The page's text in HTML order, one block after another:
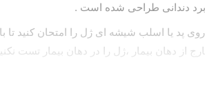
دندانی طراحی شده است .
روی پد یا اسلب شیشه ای ژل را امتحان
از دهان بیمار ،ژل را در دهان بیمار تست